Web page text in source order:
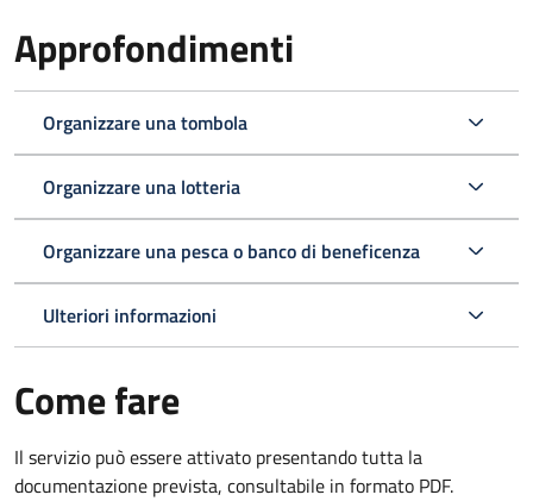
Approfondimenti
Organizzare una tombola
Organizzare una lotteria
Organizzare una pesca o banco di beneficenza
Ulteriori informazioni
Come fare
Il servizio può essere attivato presentando tutta la
documentazione prevista, consultabile in formato PDF.